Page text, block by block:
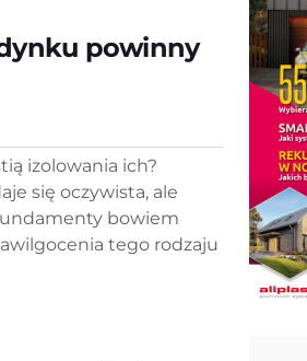
powinny
izolowania ich?
się oczywista, ale
bowiem
tego rodzaju